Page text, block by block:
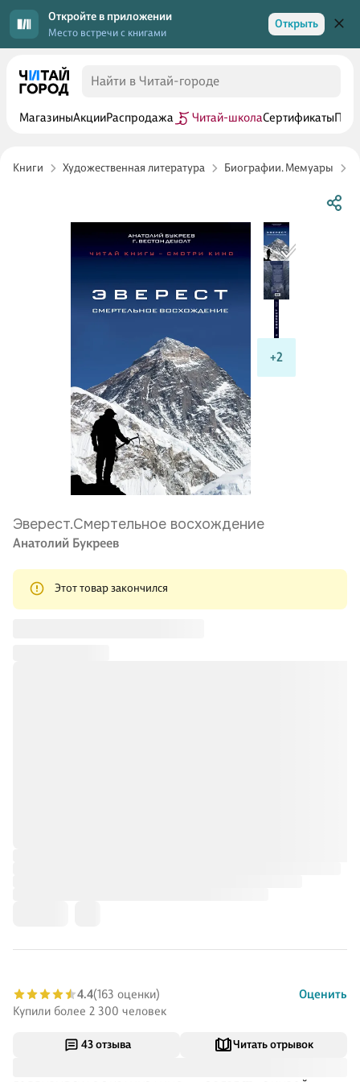
Откройте в приложении
Место встречи с книгами
Открыть
МагазиныАкцииРаспродажа Читай-школаСертификаты
Книги Художественная литература Биографии. Мемуары
+2
43 отзыва Читать отрывок
Эверест.Смертельное восхождение
Анатолий Букреев
Этот товар закончился
4.4(163 оценки)
Оценить
Купили более 2 300 человек